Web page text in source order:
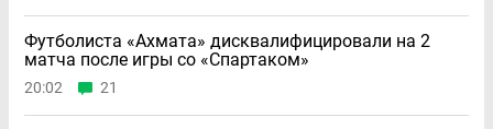
Футболиста «Ахмата» дисквалифицировали на 2
матча после игры со «Спартаком»
20:02 21